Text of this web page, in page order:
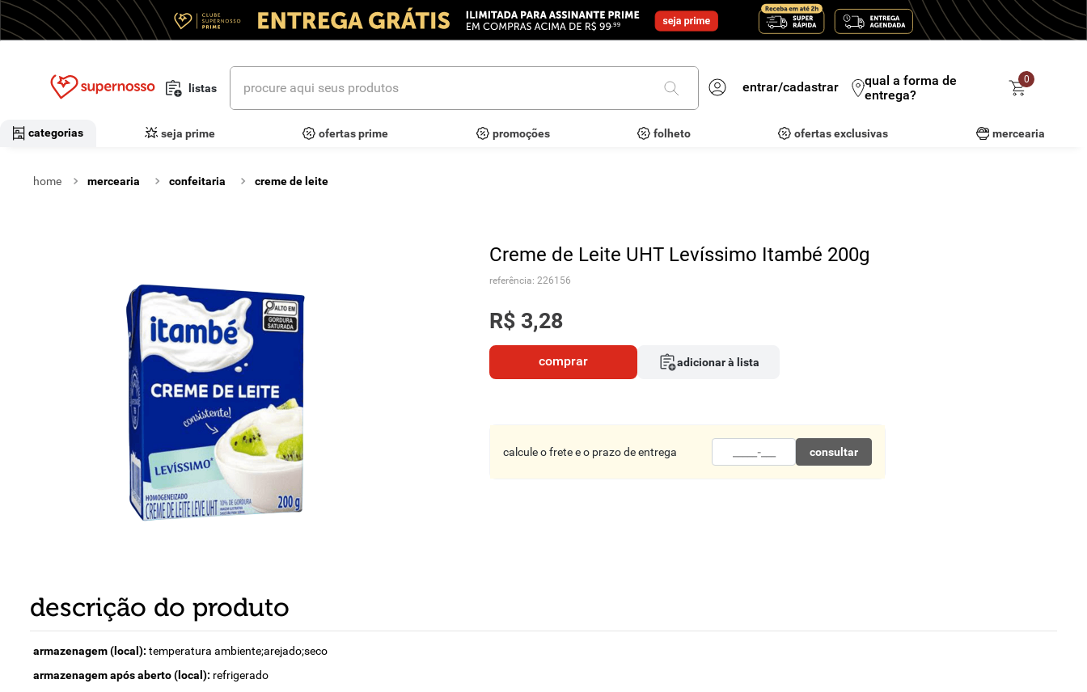
listas
procure aqui seus produtos
entrar/cadastrar
qual a forma de
entrega?
0
categorias seja prime ofertas prime promoções folheto ofertas exclusivas mercearia
mercearia confeitaria creme de leite
Creme de Leite UHT Levíssimo Itambé 200g
referência:226156
R$ 3,28
comprar adicionar à lista
calcule o frete e o prazo de entrega consultar
descrição do produto
armazenagem (local): temperatura ambiente;arejado;seco
armazenagem após aberto (local): refrigerado
termos mais buscados
leite
5º queijo
6º vinhos
7º biscoito
8º detergente
9º macarrão
10 chocolate